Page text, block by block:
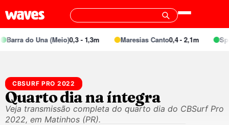
do Una (Meio)0,3 - 1,3m Maresias Canto0,4 - 2,1m
CBSURF PRO 2022
Quarto dia na íntegra
Veja transmissão completa do quarto dia do CBSurf Pro
2022, em Matinhos (PR).